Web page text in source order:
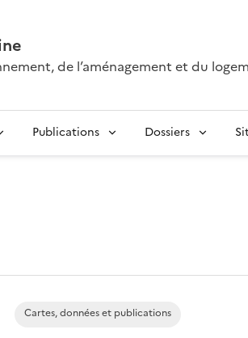
de l’aménagement et du
Publications Dossiers
Cartes, données et publications